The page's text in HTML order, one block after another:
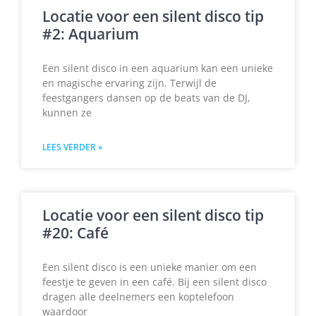
Locatie voor een silent disco tip
#2: Aquarium
Een silent disco in een aquarium kan een unieke
en magische ervaring zijn. Terwijl de
feestgangers dansen op de beats van de DJ,
kunnen ze
LEES VERDER »
Locatie voor een silent disco tip
#20: Café
Een silent disco is een unieke manier om een
feestje te geven in een café. Bij een silent disco
dragen alle deelnemers een koptelefoon
waardoor